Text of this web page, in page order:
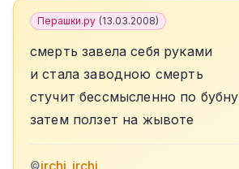
Перашки.ру (13.03.2008)
смерть завела себя руками
и стала заводною смерть
стучит бессмысленно по бубну
затем ползет на жывоте
©irchi_irchi